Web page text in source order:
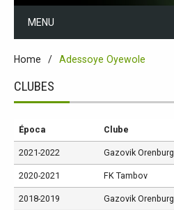
MENU
Home Adessoye Oyewole
CLUBES
Época Clube
2021-2022 Gazovik Orenburg
2020-2021 FK Tambov
2018-2019 Gazovik Orenburg